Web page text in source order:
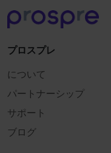
プロスプレ
について
パートナーシップ
サポート
ブログ